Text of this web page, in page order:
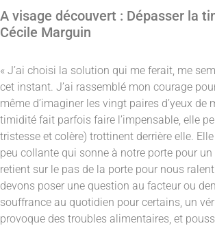
A visage découvert : Dépasser la
Cécile Marguin
« J’ai choisi la solution qui me ferait, me
cet instant. J’ai rassemblé mon courage
même d’imaginer les vingt paires d’yeux
timidité fait parfois faire l’impensable, elle
tristesse et colère) trottinent derrière elle.
peu collante qui sonne à notre porte pour
retient sur le pas de la porte pour nous
devons poser une question au facteur ou
souffrance au quotidien pour certains, un
provoque des troubles alimentaires, et